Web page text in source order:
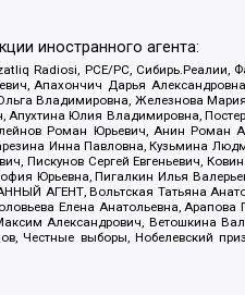
иностранного агента:
Radiosi, PCE/PC, Сибирь.Реалии,
Апахончич Дарья
Владимировна, Железнова
Юлия Владимировна,
Роман Юрьевич, Анин Роман
Инна Павловна, Кузьмина
Сергей Евгеньевич,
Юрьевна, Пигалкин Илья
АГЕНТ, Вольтская Татьяна
Елена Анатольевна,
Александрович, Ветошкина
Честные выборы, Нобелевский